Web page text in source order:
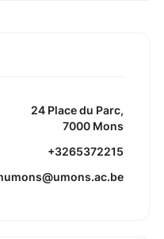
24 Place du Parc,
7000 Mons
+3265372215